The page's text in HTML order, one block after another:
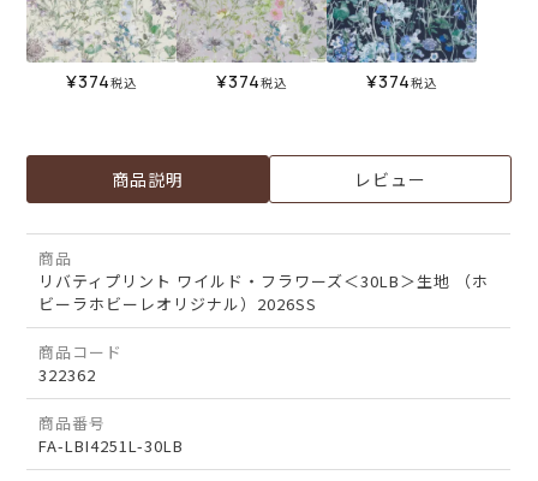
¥374税込 ¥374税込 ¥374税込
商品説明 レビュー
商品
リバティプリント ワイルド・フラワーズ＜30LB＞生地 （ホ
ビーラホビーレオリジナル）2026SS
商品コード
322362
商品番号
FA-LBI4251L-30LB